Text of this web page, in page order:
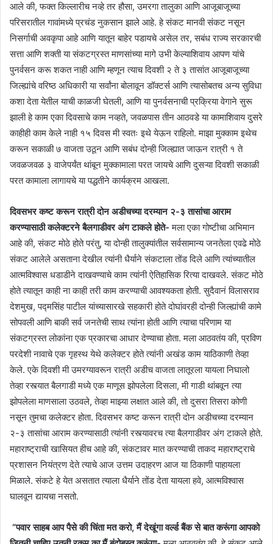
आले की, फक्त किल्लारीच नव्हे तर हौसा, उमरगा तालुका आणि आजूबाजूच्या
परिसरातील गावांमध्ये प्रचंड नुकसान झाले आहे. हे संकट मानवी संकट नसून
निसर्गाची अवकृपा आहे आणि यातून बाहेर पडायचे असेल तर, सबंध राज्य सरकारची
सत्ता आणि शक्ती या संकटग्रस्त माणसांच्या मागे उभी केल्याशिवाय आपण यांचे
पुनर्वसन करू शकत नाही आणि म्हणून त्याच दिवशी २ ते ३ तासांत आजूबाजूच्या
जिल्ह्यांचे वरिष्ठ अधिकारी या सर्वांना बोलावून डॉक्टर्स आणि त्यासोबतच अन्य सुविधा
कशा देता येतील याची काळजी घेतली, आणि या पुनर्वसनाची प्रक्रिया वेगाने सुरू
झाली हे काम एका दिवसाचे काम नव्हते, जवळपास तीन आठवडे या कामाशिवाय दुसरे
काहीही काम केले नाही १५ दिवस मी स्वतः इथे येऊन राहिलो. माझा मुक्काम इथेच
करून सकाळी ७ वाजता उठून आणि सबंध दोन्ही जिल्ह्यात जाऊन रात्री १ ते
जवळजवळ ३ वाजेपर्यंत थांबून मुक्कामाला परत जायचे आणि दुसऱ्या दिवशी सकाळी
परत कामाला लागायचे या पद्धतीने कार्यक्रम आखला.
दिवसभर कष्ट करून रात्री दोन अडीचच्या दरम्यान २-३ तासांचा आराम
करण्यासाठी कलेक्टरने बैलगाडीवर अंग टाकले होते- मला एका गोष्टीचा अभिमान
आहे की, संकट मोठे होते परंतु, या दोन्ही तालुक्यांतील सर्वसामान्य जनतेला एवढे मोठे
संकट आलेले असताना देखील त्यांनी धैर्याने संकटाला तोंड दिले आणि त्यांच्यातील
आत्मविश्वास धडाडीने दाखवण्याचे काम त्यांनी ऐतिहासिक रित्या दाखवले. संकट मोठे
होते त्यातून काही ना काही तरी काम करण्याची आवश्यकता होती. सुदैवानं विलासराव
देशमुख, पद्मसिंह पाटील यांच्यासारखे सहकारी होते दोघांवरही दोन्ही जिल्ह्यांची कामे
सोपवली आणि बाकी सर्व जनतेची साथ त्यांना होती आणि त्याचा परिणाम या
संकटग्रस्त लोकांना एक प्रकारचा आधार देण्याचा होता. मला आठवतंय की, प्रविण
परदेशी नावाचे एक गृहस्थ येथे कलेक्टर होते त्यांनी अखंड काम याठिकाणी तेव्हा
केले. एके दिवशी मी उमरग्यावरून रात्री अडीच वाजता लातूरला यायला निघालो
तेव्हा रस्त्यात बैलगाडी मध्ये एक माणूस झोपलेला दिसला, मी गाडी थांबवून त्या
झोपलेला माणसाला उठवले, तेव्हा माझ्या लक्षात आले की, तो दुसरा तिसरा कोणी
नसून तुमचा कलेक्टर होता. दिवसभर कष्ट करून रात्री दोन अडीचच्या दरम्यान
२-३ तासांचा आराम करण्यासाठी त्यांनी रस्त्यावरच त्या बैलगाडीवर अंग टाकले होते.
महाराष्ट्राची खासियत हीच आहे की, संकटावर मात करण्याची ताकद महाराष्ट्राचे
प्रशासन नियंत्रण देते त्याचे आज उत्तम उदाहरण आज या ठिकाणी पाहायला
मिळाले. संकटे हे येत असतात त्याला धैर्याने तोंड देता यायला हवे, आत्मविश्वास
घालवून द्यायचा नसतो.
“पवार साहब आप पैसे की चिंता मत करो, मैं देखूंगा वर्ल्ड बैंक से बात करूंगा आपको